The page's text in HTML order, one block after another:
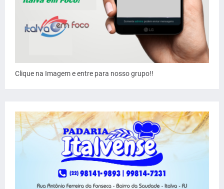
Clique na Imagem e entre para nosso grupo!!